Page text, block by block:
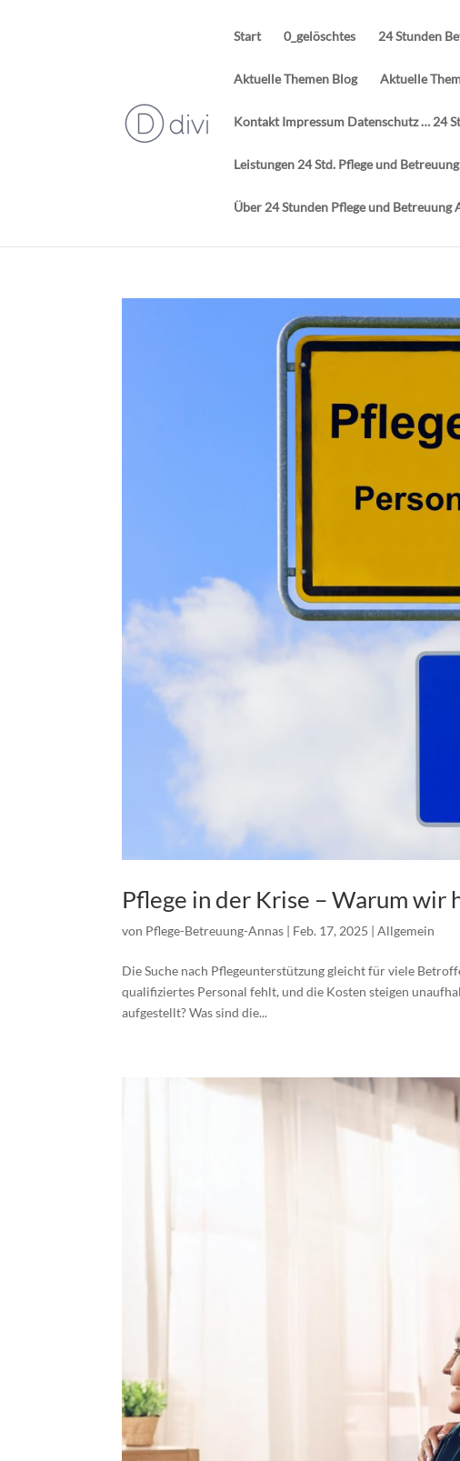
Start 0_gelöschtes 24 Stunden
Aktuelle Themen Blog Aktuelle
Kontakt Impressum Datenschutz … 24
Leistungen 24 Std. Pflege und
Über 24 Stunden Pflege und Betreuung
Pflege in der Krise – Warum wir
von Pflege-Betreuung-Annas | Feb. 17, 2025 |Allgemein
Die Suche nach Pflegeunterstützung gleicht für viele
qualifiziertes Personal fehlt, und die Kosten steigen
aufgestellt? Was sind die...